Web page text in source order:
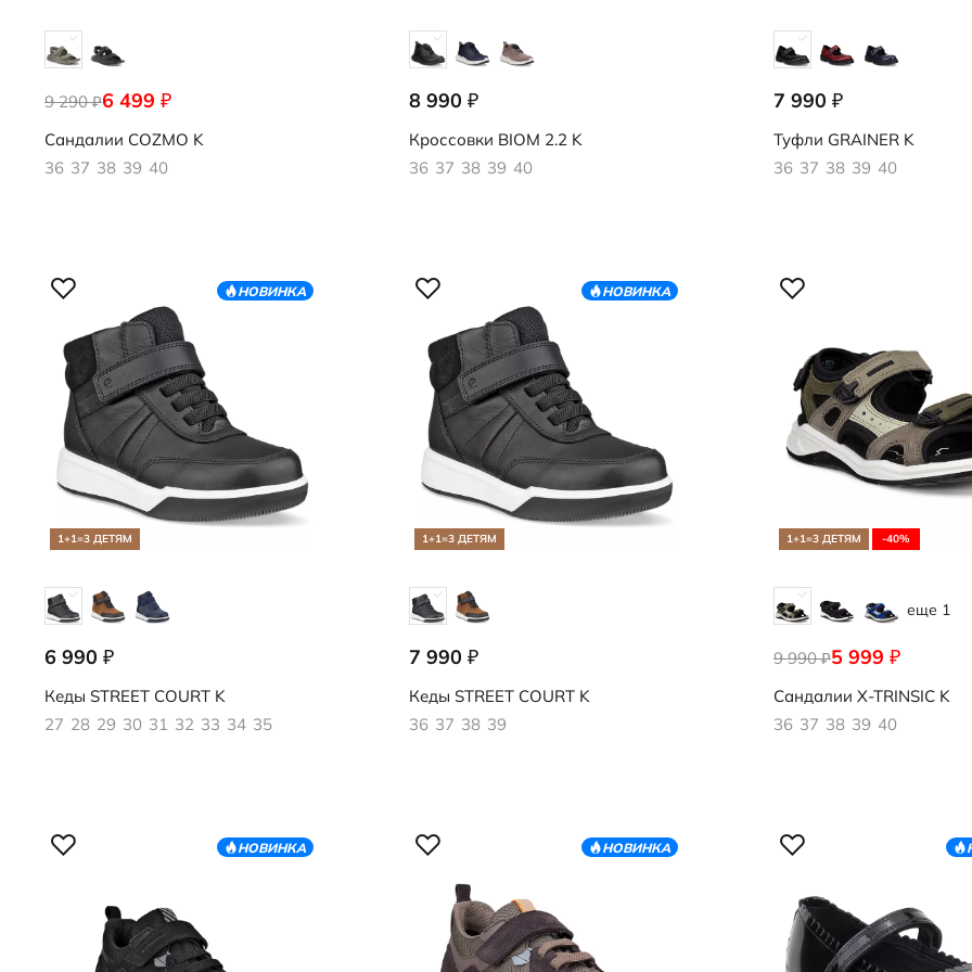
6 499 ₽
9 290₽
700423/61477
Сандалии COZMO K
36 37 38 39 40
8 990 ₽
710923/51052
Кроссовки BIOM 2.2 K
36 37 38 39 40
7 990 ₽
728253/11001
Туфли GRAINER K
36 37 38 39 40
НОВИНКА
1+1=3 ДЕТЯМ
6 990 ₽
725342/51094
Кеды STREET COURT K
27 28 29 30 31 32 33 34 35
НОВИНКА
1+1=3 ДЕТЯМ
7 990 ₽
725343/51094
Кеды STREET COURT K
36 37 38 39
1+1=3 ДЕТЯМ -40%
еще 1
5 999 ₽
9 990₽
710643/61628
Сандалии X-TRINSIC K
36 37 38 39 40
НОВИНКА НОВИНКА